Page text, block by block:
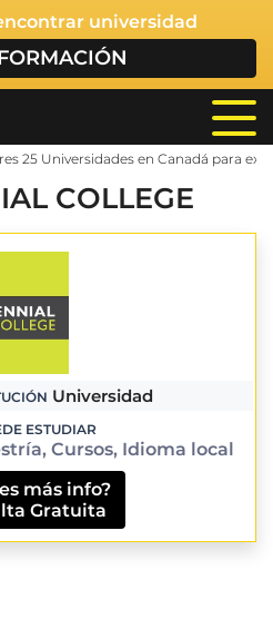
universidad
25 Universidades en Canadá para
COLLEGE
Universidad
ESTUDIAR
Cursos, Idioma local
más info?
Gratuita